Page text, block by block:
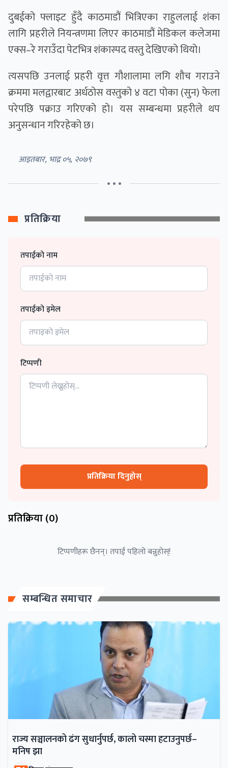
दुबईको फ्लाइट हुँदै काठमाडौं भित्रिएका राहुललाई शंका
लागि प्रहरीले नियन्त्रणमा लिएर काठमाडौं मेडिकल कलेजमा
एक्स–रे गराउँदा पेटभित्र शंकास्पद वस्तु देखिएको थियो।
त्यसपछि उनलाई प्रहरी वृत्त गौशालामा लगि शौच गराउने
क्रममा मलद्वारबाट अर्धठोस वस्तुको ४ वटा पोका (सुन) फेला
परेपछि पक्राउ गरिएको हो। यस सम्बन्धमा प्रहरीले थप
अनुसन्धान गरिरहेको छ।
आइतबार, भाद्र ०५, २०७९
• • •
प्रतिक्रिया
तपाईको नाम
तपाईको इमेल
टिप्पणी
प्रतिक्रिया दिनुहोस्
प्रतिक्रिया (0)
टिप्पणीहरू छैनन्। तपाईं पहिलो बन्नुहोस्!
सम्बन्धित समाचार
राज्य सञ्चालनको ढंग सुधार्नुपर्छ, कालो चस्मा हटाउनुपर्छ–
मनिष झा